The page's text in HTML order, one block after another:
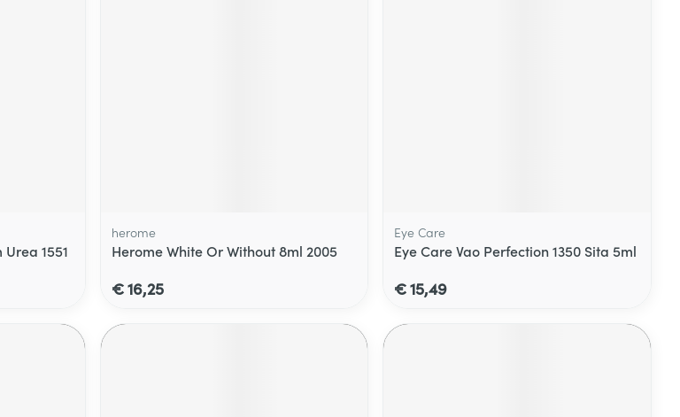
1551
herome
Herome White Or Without 8ml 2005
€ 16,25
Eye Care
Eye Care Vao Perfection 1350 Sita 5ml
€ 15,49